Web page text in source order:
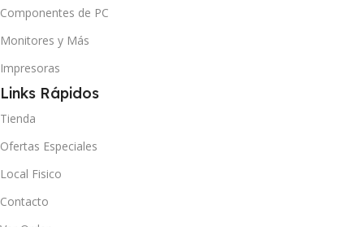
Componentes de PC
Monitores y Más
Impresoras
Links Rápidos
Tienda
Ofertas Especiales
Local Fisico
Contacto